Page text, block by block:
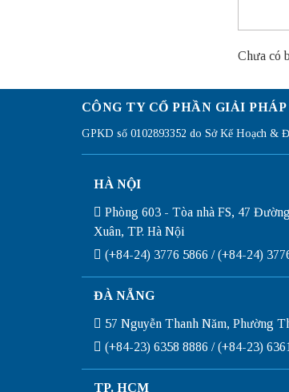
Chưa có
CÔNG TY CỔ PHẦN GIẢI PHÁP
GPKD số 0102893352 do Sở Kế Hoạch &
HÀ NỘI
Phòng 603 - Tòa nhà FS, 47
Xuân, TP. Hà Nội
(+84-24) 3776 5866 / (+84-24)
ĐÀ NẴNG
57 Nguyễn Thanh Năm, Phường
(+84-23) 6358 8886 / (+84-23)
TP. HCM